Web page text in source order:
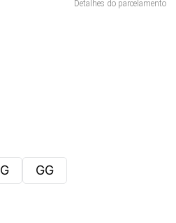
Detalhes do parcelamento
G GG